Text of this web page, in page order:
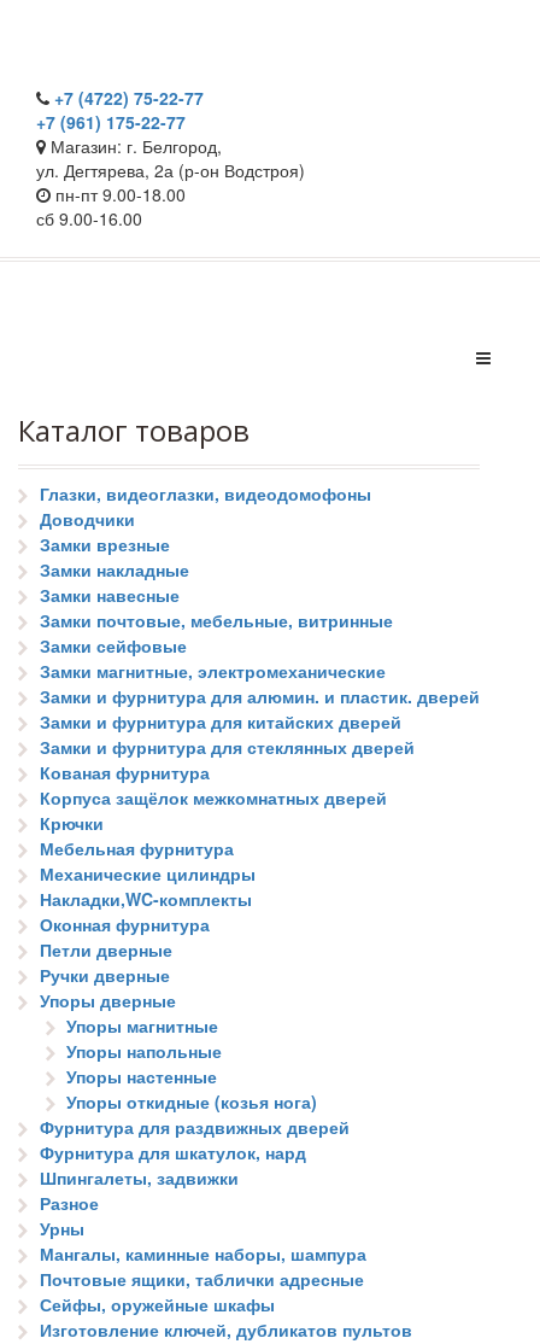
+7 (4722) 75-22-77
+7 (961) 175-22-77
Магазин: г. Белгород,
ул. Дегтярева, 2а (р-он Водстроя)
пн-пт 9.00-18.00
сб 9.00-16.00
Каталог товаров
Глазки, видеоглазки, видеодомофоны
Доводчики
Замки врезные
Замки накладные
Замки навесные
Замки почтовые, мебельные, витринные
Замки сейфовые
Замки магнитные, электромеханические
Замки и фурнитура для алюмин. и пластик. дверей
Замки и фурнитура для китайских дверей
Замки и фурнитура для стеклянных дверей
Кованая фурнитура
Корпуса защёлок межкомнатных дверей
Крючки
Мебельная фурнитура
Механические цилиндры
Накладки,WC-комплекты
Оконная фурнитура
Петли дверные
Ручки дверные
Упоры дверные
Упоры магнитные
Упоры напольные
Упоры настенные
Упоры откидные (козья нога)
Фурнитура для раздвижных дверей
Фурнитура для шкатулок, нард
Шпингалеты, задвижки
Разное
Урны
Мангалы, каминные наборы, шампура
Почтовые ящики, таблички адресные
Сейфы, оружейные шкафы
Изготовление ключей, дубликатов пультов